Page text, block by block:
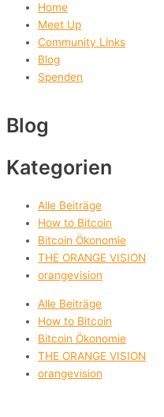
Home
Meet Up
Community Links
Blog
Spenden
Blog
Kategorien
Alle Beiträge
How to Bitcoin
Bitcoin Ökonomie
THE ORANGE VISION
orangevision
Alle Beiträge
How to Bitcoin
Bitcoin Ökonomie
THE ORANGE VISION
orangevision